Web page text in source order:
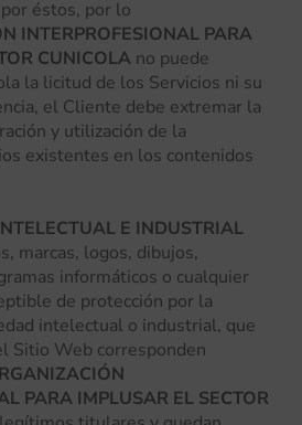
éstos, por lo
INTERPROFESIONAL PARA
CUNICOLA no puede
la licitud de los Servicios ni su
el Cliente debe extremar la
y utilización de la
existentes en los contenidos
E INDUSTRIAL
marcas, logos, dibujos,
informáticos o cualquier
de protección por la
intelectual o industrial, que
Sitio Web corresponden
PARA IMPLUSAR EL SECTOR